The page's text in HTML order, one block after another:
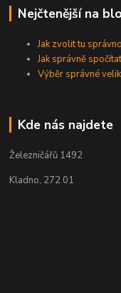
Nejčtenější na
Jak zvolit tu
Jak správně
Výběr správné
Kde nás najdete
Železničářů 1492
Kladno, 272 01